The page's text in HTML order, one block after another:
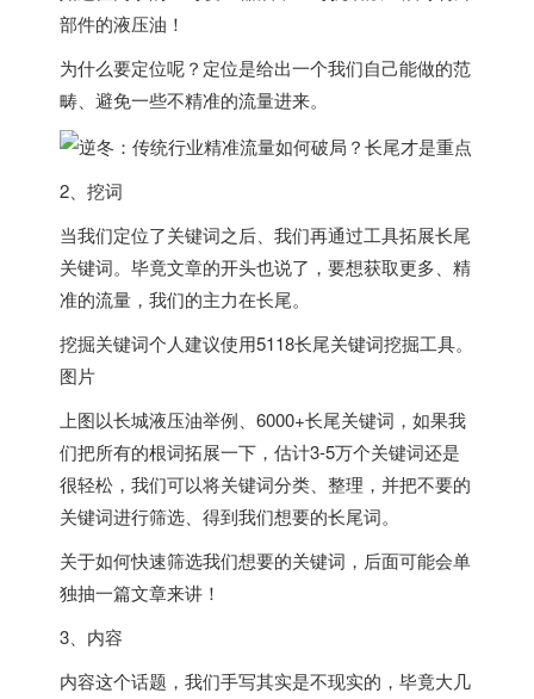
部件的液压油！
为什么要定位呢？定位是给出一个我们自己能做的范
畴、避免一些不精准的流量进来。
2、挖词
当我们定位了关键词之后、我们再通过工具拓展长尾
关键词。毕竟文章的开头也说了，要想获取更多、精
准的流量，我们的主力在长尾。
挖掘关键词个人建议使用5118长尾关键词挖掘工具。
图片
上图以长城液压油举例、6000+长尾关键词，如果我
们把所有的根词拓展一下，估计3-5万个关键词还是
很轻松，我们可以将关键词分类、整理，并把不要的
关键词进行筛选、得到我们想要的长尾词。
关于如何快速筛选我们想要的关键词，后面可能会单
独抽一篇文章来讲！
3、内容
内容这个话题，我们手写其实是不现实的，毕竟大几